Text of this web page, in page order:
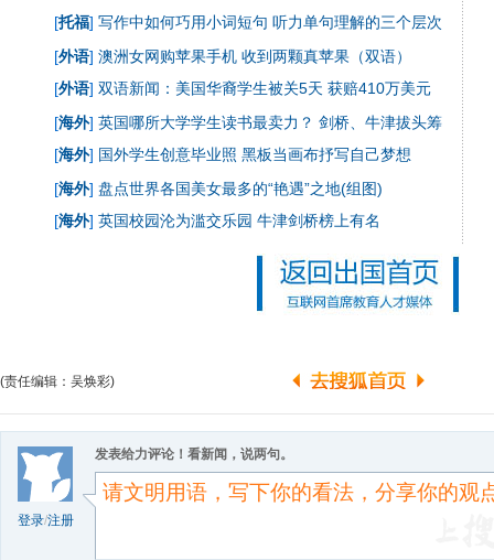
[托福] 写作中如何巧用小词短句 听力单句理解的三个层次
[外语] 澳洲女网购苹果手机 收到两颗真苹果（双语）
[外语] 双语新闻：美国华裔学生被关5天 获赔410万美元
[海外] 英国哪所大学学生读书最卖力？ 剑桥、牛津拔头筹
[海外] 国外学生创意毕业照 黑板当画布抒写自己梦想
[海外] 盘点世界各国美女最多的“艳遇”之地(组图)
[海外] 英国校园沦为滥交乐园 牛津剑桥榜上有名
(责任编辑：吴焕彩)
登录/注册
发表给力评论！看新闻，说两句。